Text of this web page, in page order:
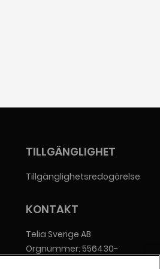
TILLGÄNGLIGHET
Tillgänglighetsredogörelse
KONTAKT
Telia Sverige AB
Orgnummer: 556430-